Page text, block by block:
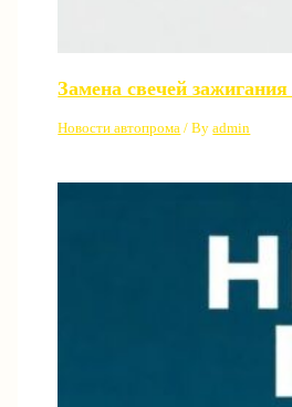
Замена свечей
Новости автопрома / Byadmin